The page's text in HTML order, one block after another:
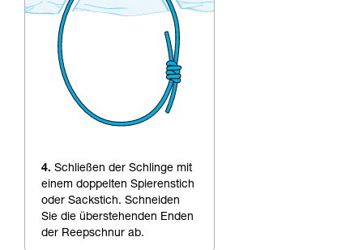
4. Schließen der Schlinge mit
einem doppelten Spierenstich
oder Sackstich. Schneiden
Sie die überstehenden Enden
der Reepschnur ab.